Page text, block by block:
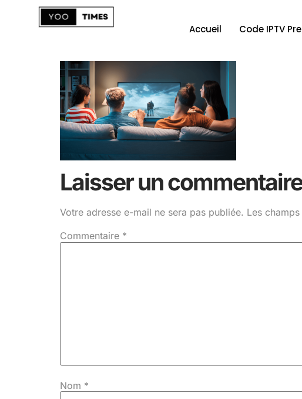
Accueil Code IPTV
Laisser un commentaire
Votre adresse e-mail ne sera pas publiée. Les
Commentaire *
Nom *